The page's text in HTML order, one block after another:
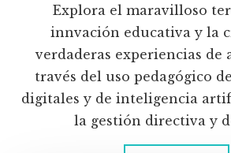
educativas
digitales
inteligencia
artificial.
Explora el maravilloso
innvación educativa y la
verdaderas experiencias de
través del uso pedagógico
digitales y de inteligencia
la gestión directiva y